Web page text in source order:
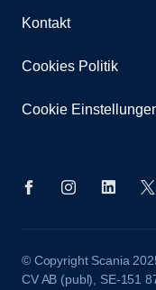
Kontakt
Cookies Politik
Cookie
© Copyright Scania
CV AB (publ), SE-151